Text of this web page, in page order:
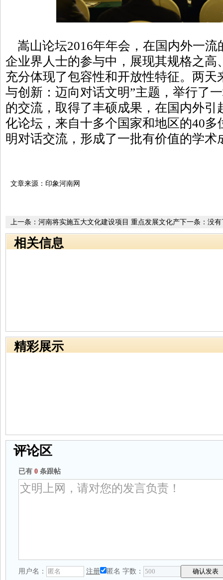
嵩山论坛2016年年会，在国内外一流
企业界人士的参与中，展现其规格之高
充分体现了包容性和开放性特征。两天
与创新：迈向对话文明”主题，举行了
的交流，取得了丰硕成果，在国内外引
化论坛，来自十多个国家和地区的40
明对话交流，形成了一批有价值的学术
文章来源：印象河南网
下一条：没有
上一条： 河南将实施五大文化建设项目 重点发展文化产
业
相关信息
精彩展示
评论区
已有 0 条跟帖
用户名： 注册 匿名 字数：